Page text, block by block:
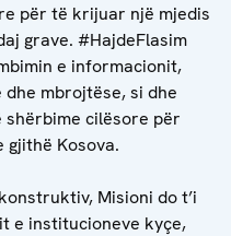
për të krijuar një mjedis
grave. #HajdeFlasim
e informacionit,
mbrojtëse, si dhe
shërbime cilësore për
Kosova.
Misioni do t’i
e institucioneve kyçe,